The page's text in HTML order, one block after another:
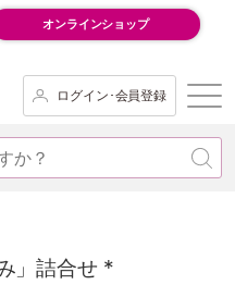
オンラインショップ
ログイン･会員登録
」詰合せ *